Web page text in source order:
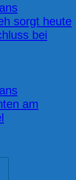
sorgt heute
bei
am